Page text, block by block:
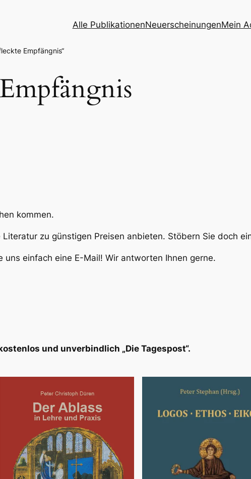
Alle PublikationenNeuerscheinungenMein
Empfängnis“
kommen.
zu günstigen Preisen anbieten. Stöbern Sie doch
uns einfach eine E-Mail! Wir antworten Ihnen gerne.
und unverbindlich „Die Tagespost“.